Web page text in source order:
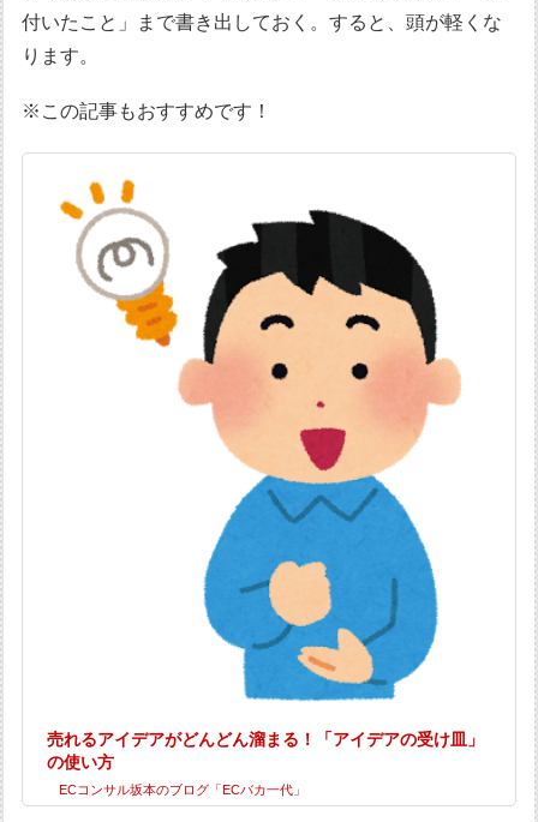
付いたこと」まで書き出しておく。すると、頭が軽くな
ります。
※この記事もおすすめです！
売れるアイデアがどんどん溜まる！「アイデアの受け皿」
の使い方
ECコンサル坂本のブログ「ECバカ一代」